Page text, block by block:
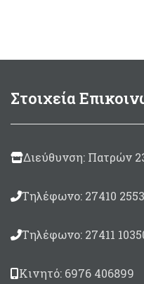
Στοιχεία
Διεύθυνση: Πατρών
Τηλέφωνο: 27410
Τηλέφωνο: 27411
Κινητό: 6976 406899